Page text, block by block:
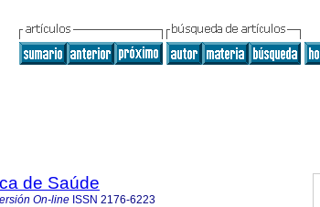
de Saúde
On-line ISSN 2176-6223